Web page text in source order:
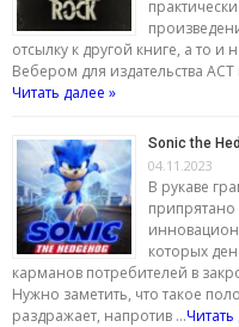
отсылку к другой книге, а то
Вебером для издательства
Читать далее »
Sonic the
04.11.2023
В рукаве
которых
карманов потребителей в
Нужно заметить, что такое
раздражает, напротив …Читать